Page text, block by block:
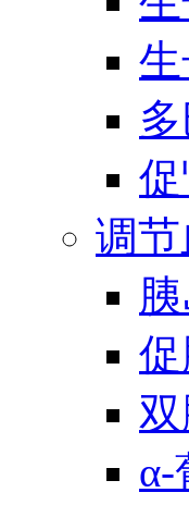
调
α-